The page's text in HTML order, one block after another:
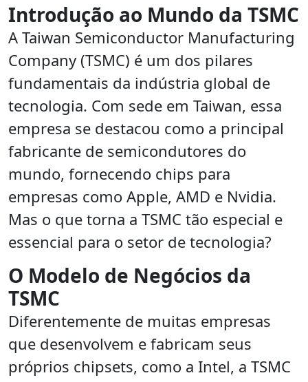
Introdução ao Mundo da TSMC
A Taiwan Semiconductor Manufacturing
Company (TSMC) é um dos pilares
fundamentais da indústria global de
tecnologia. Com sede em Taiwan, essa
empresa se destacou como a principal
fabricante de semicondutores do
mundo, fornecendo chips para
empresas como Apple, AMD e Nvidia.
Mas o que torna a TSMC tão especial e
essencial para o setor de tecnologia?
O Modelo de Negócios da
TSMC
Diferentemente de muitas empresas
que desenvolvem e fabricam seus
próprios chipsets, como a Intel, a TSMC